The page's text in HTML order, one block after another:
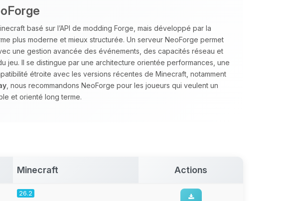
basé sur l’API de modding Forge, mais développé par la
plus moderne et mieux structurée. Un serveur NeoForge permet
une gestion avancée des événements, des capacités réseau et
jeu. Il se distingue par une architecture orientée performances, une
étroite avec les versions récentes de Minecraft, notamment
, nous recommandons NeoForge pour les joueurs qui veulent un
et orienté long terme.
Minecraft Actions
26.2